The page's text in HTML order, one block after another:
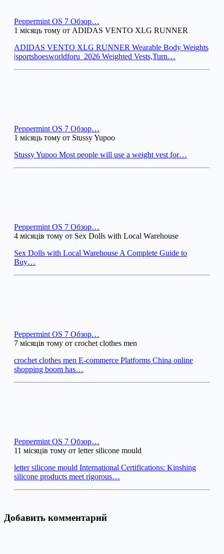
Peppermint OS 7 Обзор…
1 місяць тому от ADIDAS VENTO XLG RUNNER
ADIDAS VENTO XLG RUNNER Wearable Body Weights
|sportshoesworldforu_2026 Weighted Vests,Turn…
Peppermint OS 7 Обзор…
1 місяць тому от Stussy Yupoo
Stussy Yupoo Most people will use a weight vest for…
Peppermint OS 7 Обзор…
4 місяців тому от Sex Dolls with Local Warehouse
Sex Dolls with Local Warehouse A Complete Guide to
Buy…
Peppermint OS 7 Обзор…
7 місяців тому от crochet clothes men
crochet clothes men E-commerce Platforms China online
shopping boom has…
Peppermint OS 7 Обзор…
11 місяців тому от letter silicone mould
letter silicone mould International Certifications: Kinshing
silicone products meet rigorous…
Добавить комментарий